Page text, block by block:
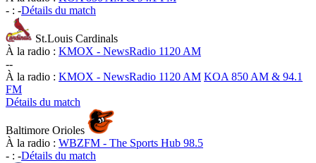
- : -Détails du match
St.Louis Cardinals
À la radio : KMOX - NewsRadio 1120 AM
--
À la radio : KMOX - NewsRadio 1120 AM KOA 850 AM & 94.1
FM
Détails du match
Baltimore Orioles
À la radio : WBZFM - The Sports Hub 98.5
- : -Détails du match